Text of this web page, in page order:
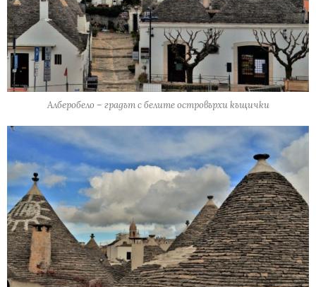
Алберобело – градът с белите островърхи къщички